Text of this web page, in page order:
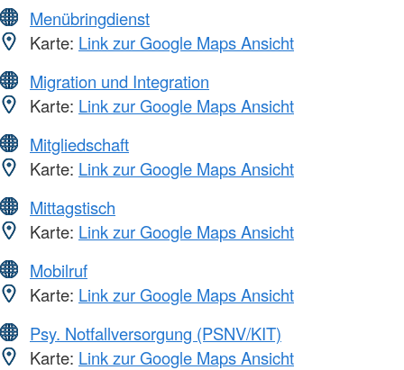
Menübringdienst
Karte: Link zur Google Maps Ansicht
Migration und Integration
Karte: Link zur Google Maps Ansicht
Mitgliedschaft
Karte: Link zur Google Maps Ansicht
Mittagstisch
Karte: Link zur Google Maps Ansicht
Mobilruf
Karte: Link zur Google Maps Ansicht
Psy. Notfallversorgung (PSNV/KIT)
Karte: Link zur Google Maps Ansicht